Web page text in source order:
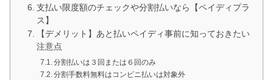
支払い限度額のチェックや分割払いなら【ペイディプラ
ス】
【デメリット】あと払いペイディ事前に知っておきたい
注意点
分割払いは３回または６回のみ
分割手数料無料はコンビニ払いは対象外